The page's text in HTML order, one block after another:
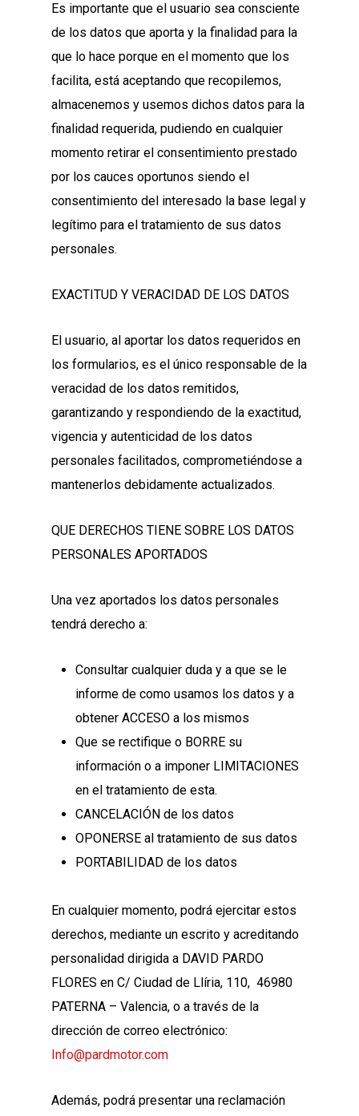
Es importante que el usuario sea consciente
de los datos que aporta y la finalidad para la
que lo hace porque en el momento que los
facilita, está aceptando que recopilemos,
almacenemos y usemos dichos datos para la
finalidad requerida, pudiendo en cualquier
momento retirar el consentimiento prestado
por los cauces oportunos siendo el
consentimiento del interesado la base legal y
legítimo para el tratamiento de sus datos
personales.
EXACTITUD Y VERACIDAD DE LOS DATOS
El usuario, al aportar los datos requeridos en
los formularios, es el único responsable de la
veracidad de los datos remitidos,
garantizando y respondiendo de la exactitud,
vigencia y autenticidad de los datos
personales facilitados, comprometiéndose a
mantenerlos debidamente actualizados.
QUE DERECHOS TIENE SOBRE LOS DATOS
PERSONALES APORTADOS
Una vez aportados los datos personales
tendrá derecho a:
Consultar cualquier duda y a que se le
informe de como usamos los datos y a
obtener ACCESO a los mismos
Que se rectifique o BORRE su
información o a imponer LIMITACIONES
en el tratamiento de esta.
CANCELACIÓN de los datos
OPONERSE al tratamiento de sus datos
PORTABILIDAD de los datos
En cualquier momento, podrá ejercitar estos
derechos, mediante un escrito y acreditando
personalidad dirigida a DAVID PARDO
FLORES en C/ Ciudad de Llíria, 110, 46980
PATERNA – Valencia, o a través de la
dirección de correo electrónico:
Info@pardmotor.com
Además, podrá presentar una reclamación